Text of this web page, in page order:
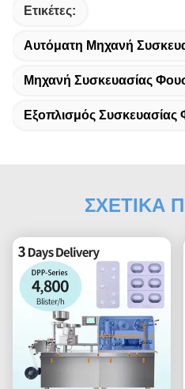
Ετικέτες:
Αυτόματη Μηχανή
Μηχανή Συσκευασίας
Εξοπλισμός
ΣΧΕΤΙΚΑ